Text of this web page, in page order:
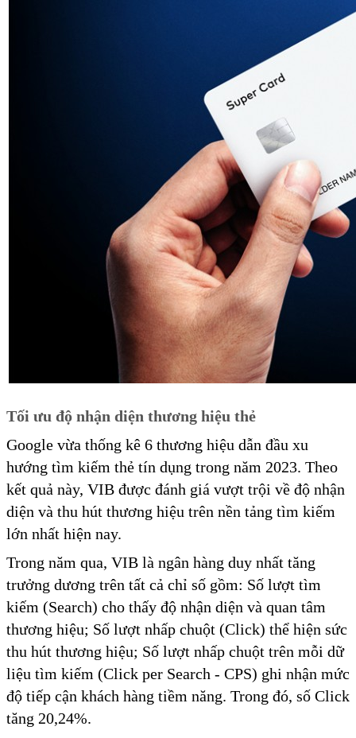
Tối ưu độ nhận diện thương hiệu thẻ
Google vừa thống kê 6 thương hiệu dẫn đầu xu
hướng tìm kiếm thẻ tín dụng trong năm 2023. Theo
kết quả này, VIB được đánh giá vượt trội về độ nhận
diện và thu hút thương hiệu trên nền tảng tìm kiếm
lớn nhất hiện nay.
Trong năm qua, VIB là ngân hàng duy nhất tăng
trưởng dương trên tất cả chỉ số gồm: Số lượt tìm
kiếm (Search) cho thấy độ nhận diện và quan tâm
thương hiệu; Số lượt nhấp chuột (Click) thể hiện sức
thu hút thương hiệu; Số lượt nhấp chuột trên mỗi dữ
liệu tìm kiếm (Click per Search - CPS) ghi nhận mức
độ tiếp cận khách hàng tiềm năng. Trong đó, số Click
tăng 20,24%.